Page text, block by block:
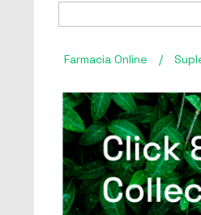
Farmacia Online /